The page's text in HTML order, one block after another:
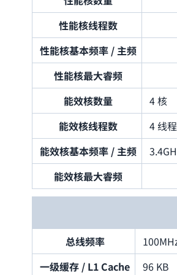
性能核线程数
性能核基本频率 / 主频
性能核最大睿频
能效核数量
4 核
能效核线程数
4 线程
能效核基本频率 / 主频
能效核最大睿频
总线频率
一级缓存 / L1 Cache
96 KB